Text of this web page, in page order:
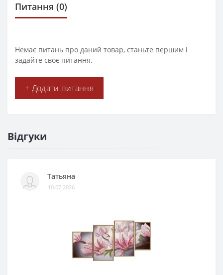
Питання (0)
Немає питань про даний товар, станьте першим і
задайте своє питання.
+ Додати питання
Відгуки
Татьяна
10.07.2026